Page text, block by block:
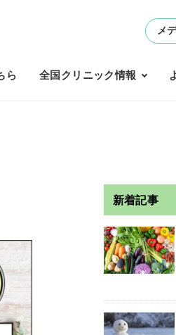
メ
ら 全国クリニック情報
新着記事